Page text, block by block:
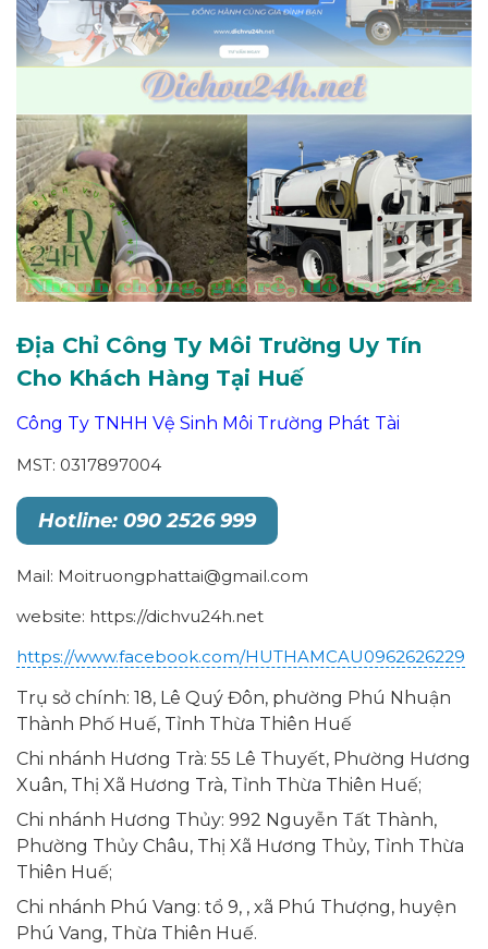
Địa Chỉ Công Ty Môi Trường Uy Tín
Cho Khách Hàng Tại Huế
Công Ty TNHH Vệ Sinh Môi Trường Phát Tài
MST: 0317897004
Hotline: 090 2526 999
Mail: Moitruongphattai@gmail.com
website: https://dichvu24h.net
https://www.facebook.com/HUTHAMCAU0962626229
Trụ sở chính: 18, Lê Quý Đôn, phường Phú Nhuận
Thành Phố Huế, Tỉnh Thừa Thiên Huế
Chi nhánh Hương Trà: 55 Lê Thuyết, Phường Hương
Xuân, Thị Xã Hương Trà, Tỉnh Thừa Thiên Huế;
Chi nhánh Hương Thủy: 992 Nguyễn Tất Thành,
Phường Thủy Châu, Thị Xã Hương Thủy, Tỉnh Thừa
Thiên Huế;
Chi nhánh Phú Vang: tổ 9, , xã Phú Thượng, huyện
Phú Vang, Thừa Thiên Huế.